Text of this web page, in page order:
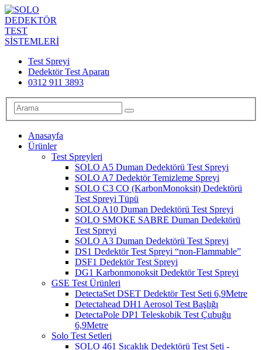
Test Spreyi
Dedektör Test Aparatı
0312 911 3893
Anasayfa
Ürünler
Test Spreyleri
SOLO A5 Duman Dedektörü Test Spreyi
SOLO A7 Dedektör Temizleme Spreyi
SOLO C3 CO (KarbonMonoksit) Dedektörü
Test Spreyi Tüpü
SOLO A10 Duman Dedektörü Test Spreyi
SOLO SMOKE SABRE Duman Dedektörü
Test Spreyi
SOLO A3 Duman Dedektörü Test Spreyi
DS1 Dedektör Test Spreyi “non-Flammable”
DSF1 Dedektör Test Spreyi
DG1 Karbonmonoksit Dedektör Test Spreyi
GSE Test Ürünleri
DetectaSet DSET Dedektör Test Seti 6,9Metre
Detectahead DH1 Aerosol Test Başlığı
DetectaPole DP1 Teleskobik Test Çubuğu
6,9Metre
Solo Test Setleri
SOLO 461 Sıcaklık Dedektörü Test Seti -